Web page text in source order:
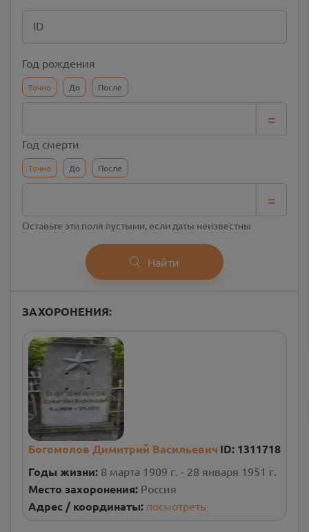
ID
Год рождения
Точно До После
=
Год смерти
Точно До После
=
Оставьте эти поля пустыми, если даты неизвестны
Найти
ЗАХОРОНЕНИЯ:
Богомолов Димитрий Васильевич ID: 1311718
Годы жизни: 8 марта 1909 г. - 28 января 1951 г.
Место захоронения: Россия
Адрес / координаты: посмотреть